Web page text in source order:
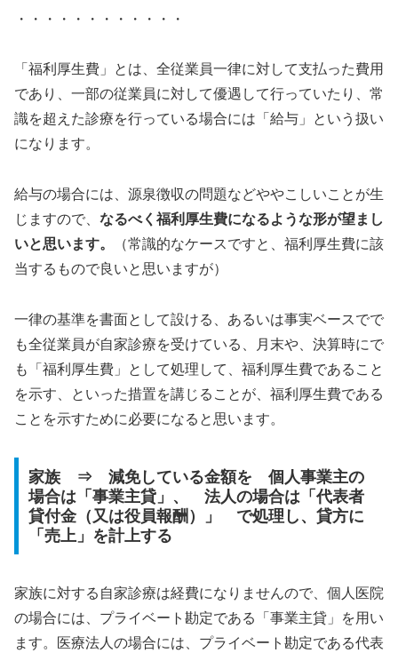
・・・・・・・・・・・・
「福利厚生費」とは、全従業員一律に対して支払った費用
であり、一部の従業員に対して優遇して行っていたり、常
識を超えた診療を行っている場合には「給与」という扱い
になります。
給与の場合には、源泉徴収の問題などややこしいことが生
じますので、 なるべく福利厚生費になるような形が望まし
いと思います。
（常識的なケースですと、福利厚生費に該
当するもので良いと思いますが）
一律の基準を書面として設ける、あるいは事実ベースでで
も全従業員が自家診療を受けている、月末や、決算時にで
も「福利厚生費」として処理して、福利厚生費であること
を示す、といった措置を講じることが、福利厚生費である
ことを示すために必要になると思います。
家族 ⇒ 減免している金額を 個人事業主の
場合は「事業主貸」、 法人の場合は「代表者
貸付金（又は役員報酬）」 で処理し、貸方に
「売上」を計上する
家族に対する自家診療は経費になりませんので、個人医院
の場合には、プライベート勘定である「事業主貸」を用い
ます。医療法人の場合には、プライベート勘定である代表